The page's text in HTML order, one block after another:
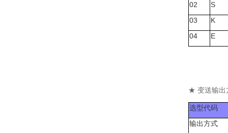
02
S
03
K
04
E
★ 变送输出
选型代码
输出方式